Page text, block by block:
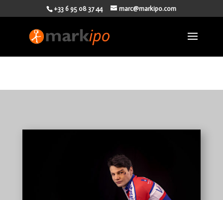
+33 6 95 08 37 44 marc@markipo.com